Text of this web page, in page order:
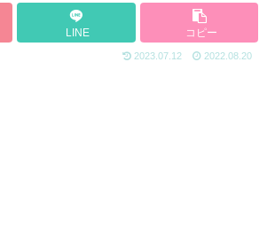
LINE コピー
2023.07.12 2022.08.20